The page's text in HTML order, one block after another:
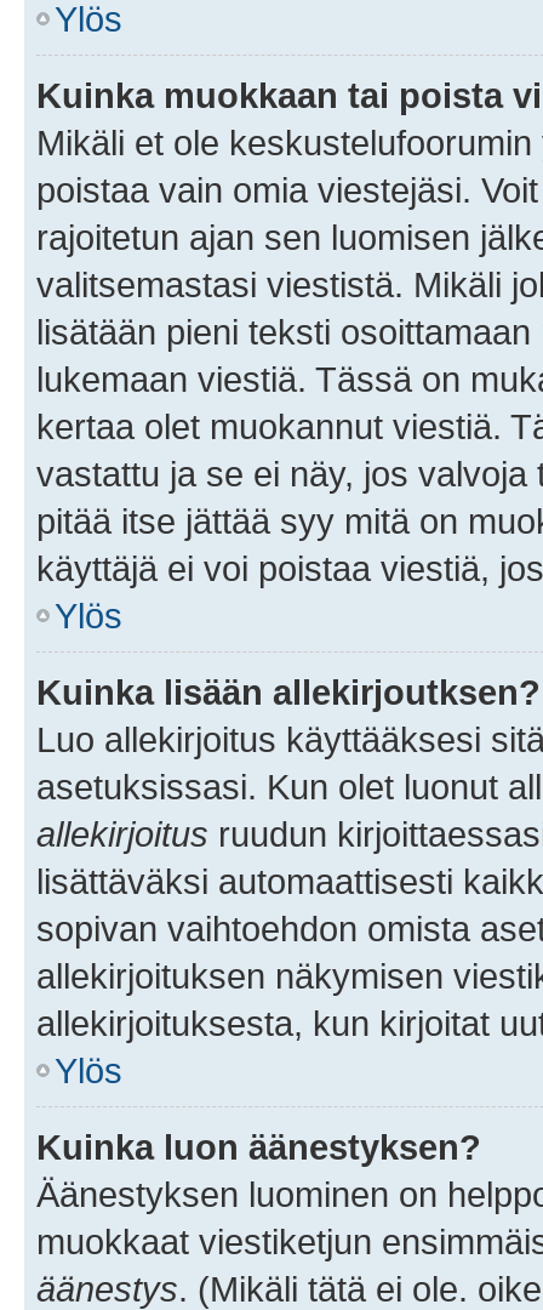
Ylös
Kuinka muokkaan tai poista
Mikäli et ole
poistaa vain omia viestejäsi.
rajoitetun ajan sen luomisen
valitsemastasi viestistä. Mikäli
lisätään pieni teksti
lukemaan viestiä. Tässä on
kertaa olet muokannut viestiä.
vastattu ja se ei näy, jos
pitää itse jättää syy mitä on
käyttäjä ei voi poistaa viestiä,
Ylös
Kuinka lisään allekirjoutksen?
Luo allekirjoitus käyttääksesi
asetuksissasi. Kun olet luonut
allekirjoitus ruudun
lisättäväksi automaattisesti
sopivan vaihtoehdon omista
allekirjoituksen näkymisen
allekirjoituksesta, kun kirjoitat
Ylös
Kuinka luon äänestyksen?
Äänestyksen luominen on
muokkaat viestiketjun
äänestys. (Mikäli tätä ei ole.